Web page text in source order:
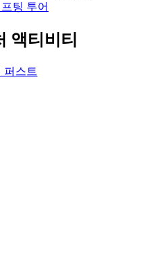
팅 투어
액티비티
퍼스트